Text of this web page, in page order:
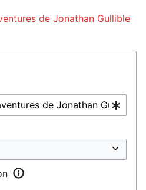
de Jonathan Gullible